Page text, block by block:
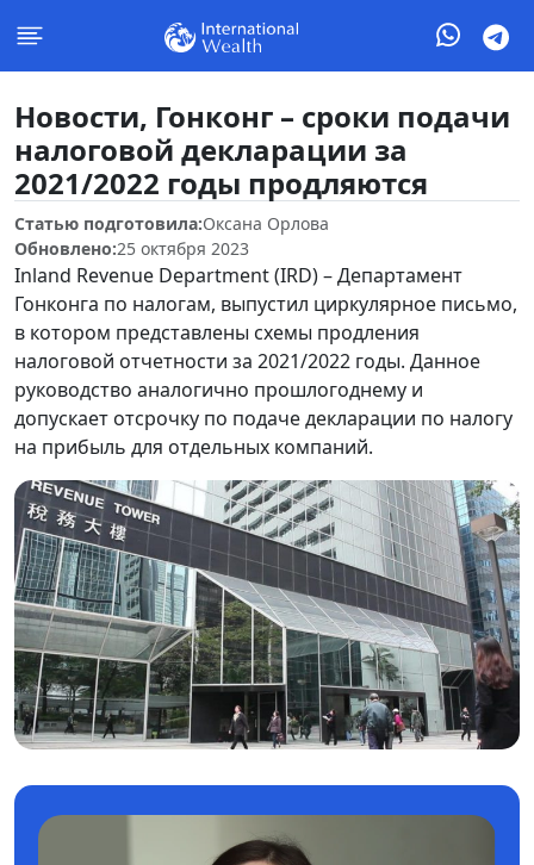
Новости, Гонконг – сроки подачи
налоговой декларации за
2021/2022 годы продляются
Статью подготовила:Оксана Орлова
Обновлено:25 октября 2023
Inland Revenue Department (IRD) – Департамент
Гонконга по налогам, выпустил циркулярное письмо,
в котором представлены схемы продления
налоговой отчетности за 2021/2022 годы. Данное
руководство аналогично прошлогоднему и
допускает отсрочку по подаче декларации по налогу
на прибыль для отдельных компаний.